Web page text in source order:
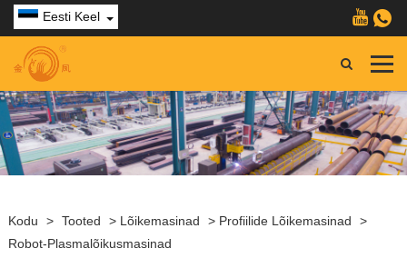
Eesti Keel
Kodu > Tooted > Lõikemasinad > Profiilide Lõikemasinad
>
Robot-Plasmalõikusmasinad